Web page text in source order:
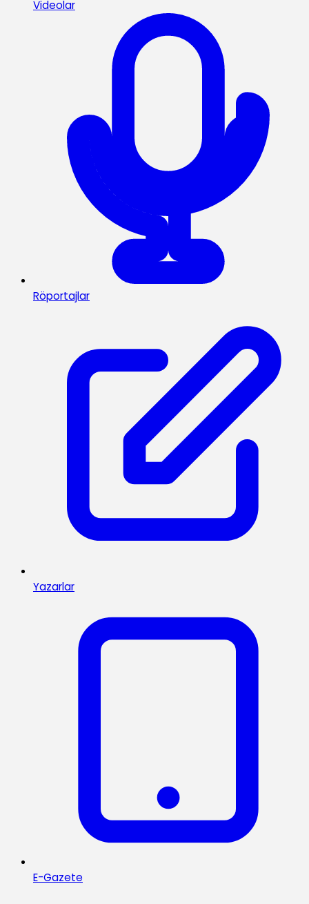
Videolar
Röportajlar
Yazarlar
E-Gazete